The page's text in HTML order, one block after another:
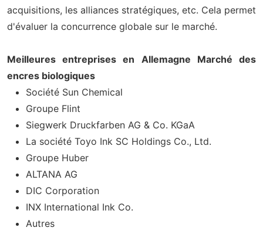
acquisitions, les alliances stratégiques, etc. Cela permet
d'évaluer la concurrence globale sur le marché.
Meilleures entreprises en Allemagne Marché des
encres biologiques
Société Sun Chemical
Groupe Flint
Siegwerk Druckfarben AG & Co. KGaA
La société Toyo Ink SC Holdings Co., Ltd.
Groupe Huber
ALTANA AG
DIC Corporation
INX International Ink Co.
Autres